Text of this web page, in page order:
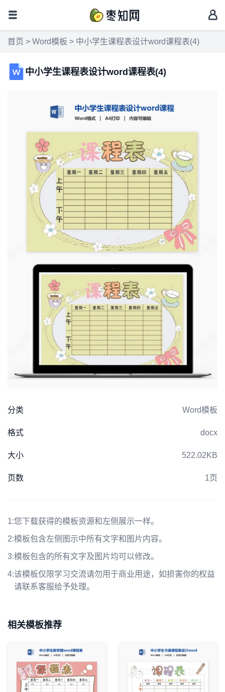
首页 > Word模板 > 中小学生课程表设计word课程表(4)
中小学生课程表设计word课程表(4)
分类 Word模板
格式 docx
大小 522.02KB
页数 1页
1:您下载获得的模板资源和左侧展示一样。
2:模板包含左侧图示中所有文字和图片内容。
3:模板包含的所有文字及图片均可以修改。
4:该模板仅限学习交流请勿用于商业用途，如损害你的权益
请联系客服给予处理。
相关模板推荐